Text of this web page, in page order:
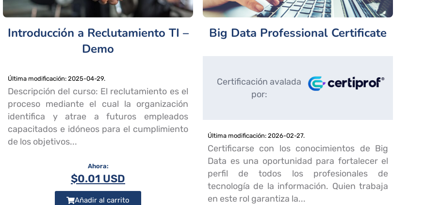
Introducción a Reclutamiento TI –
Demo
Última modificación: 2025-04-29.
Descripción del curso: El reclutamiento es el
proceso mediante el cual la organización
identifica y atrae a futuros empleados
capacitados e idóneos para el cumplimiento
de los objetivos...
$0.01 USD
Añadir al carrito
Big Data Professional Certificate
Certificación avalada
por:
Última modificación: 2026-02-27.
Certificarse con los conocimientos de Big
Data es una oportunidad para fortalecer el
perfil de todos los profesionales de
tecnología de la información. Quien trabaja
en este rol garantiza la...